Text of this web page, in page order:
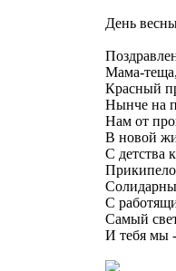
День
Мама-
Красный
Нынче на
Нам от
В новой
С детства
С
Самый
И тебя мы